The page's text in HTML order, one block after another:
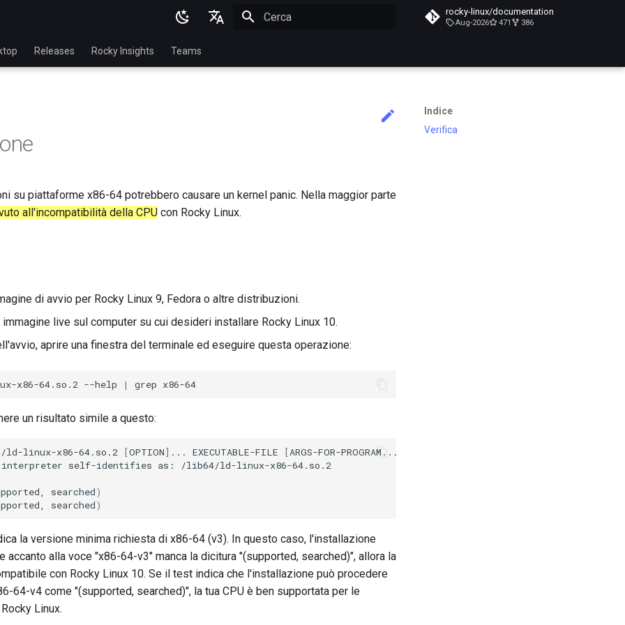
English
日本語
rocky-linux/documentation
Aug-2026 471 386
Releases Rocky Insights Teams
Indice
Verifica
su piattaforme x86-64 potrebbero causare un kernel panic. Nella maggior parte
all'incompatibilità della CPU con Rocky Linux.
di avvio per Rocky Linux 9, Fedora o altre distribuzioni.
live sul computer su cui desideri installare Rocky Linux 10.
aprire una finestra del terminale ed eseguire questa operazione:
x86-64.so.2 --help | grep
un risultato simile a questo:
ld-linux-x86-64.so.2 [OPTION] ... EXECUTABLE-FILE [ARGS-FOR-PROGRAM...
interpreter self-identifies as:
/lib64/ld-linux-x86-64.so.2
searched)
searched)
la versione minima richiesta di x86-64 (v3). In questo caso, l'installazione
accanto alla voce "x86-64-v3" manca la dicitura "(supported, searched)", allora la
con Rocky Linux 10. Se il test indica che l'installazione può procedere
64-v4 come "(supported, searched)", la tua CPU è ben supportata per le
Linux.